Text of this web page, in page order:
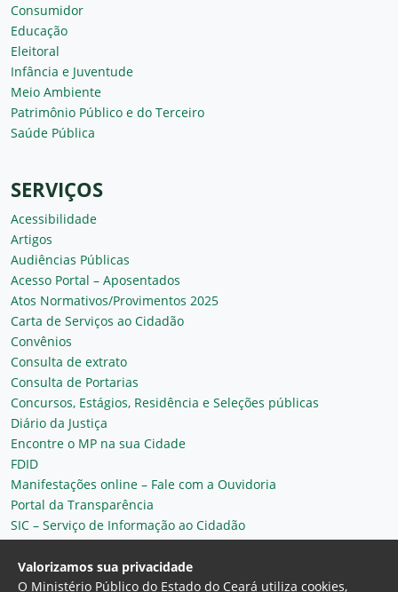
Consumidor
Educação
Eleitoral
Infância e Juventude
Meio Ambiente
Patrimônio Público e do Terceiro
Saúde Pública
SERVIÇOS
Acessibilidade
Artigos
Audiências Públicas
Acesso Portal – Aposentados
Atos Normativos/Provimentos 2025
Carta de Serviços ao Cidadão
Convênios
Consulta de extrato
Consulta de Portarias
Concursos, Estágios, Residência e Seleções públicas
Diário da Justiça
Encontre o MP na sua Cidade
FDID
Manifestações online – Fale com a Ouvidoria
Portal da Transparência
SIC – Serviço de Informação ao Cidadão
Plantão MP do Ceará
Secretaria Geral
Valorizamos sua privacidade
O Ministério Público do Estado do Ceará utiliza cookies,